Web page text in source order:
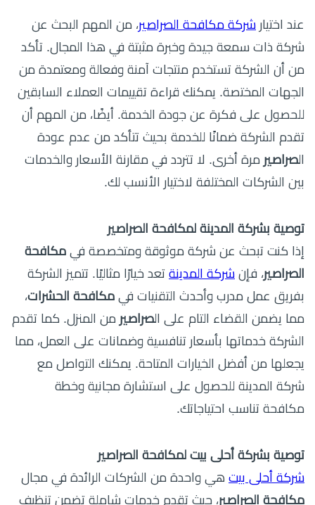
عند اختيار شركة مكافحة الصراصير، من المهم البحث عن
شركة ذات سمعة جيدة وخبرة مثبتة في هذا المجال. تأكد
من أن الشركة تستخدم منتجات آمنة وفعالة ومعتمدة من
الجهات المختصة. يمكنك قراءة تقييمات العملاء السابقين
للحصول على فكرة عن جودة الخدمة. أيضًا، من المهم أن
تقدم الشركة ضمانًا للخدمة بحيث تتأكد من عدم عودة
الصراصير مرة أخرى. لا تتردد في مقارنة الأسعار والخدمات
بين الشركات المختلفة لاختيار الأنسب لك.
توصية بشركة المدينة لمكافحة الصراصير
إذا كنت تبحث عن شركة موثوقة ومتخصصة في مكافحة
الصراصير، فإن شركة المدينة تعد خيارًا مثاليًا. تتميز الشركة
بفريق عمل مدرب وأحدث التقنيات في مكافحة الحشرات،
مما يضمن القضاء التام على الصراصير من المنزل. كما تقدم
الشركة خدماتها بأسعار تنافسية وضمانات على العمل، مما
يجعلها من أفضل الخيارات المتاحة. يمكنك التواصل مع
شركة المدينة للحصول على استشارة مجانية وخطة
مكافحة تناسب احتياجاتك.
توصية بشركة أحلى بيت لمكافحة الصراصير
شركة أحلى بيت هي واحدة من الشركات الرائدة في مجال
مكافحة الصراصير، حيث تقدم خدمات شاملة تضمن تنظيف